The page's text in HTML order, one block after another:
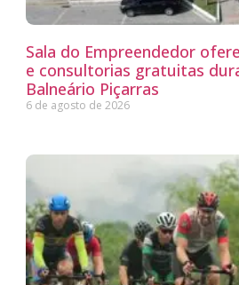
Sala do Empreendedor
e consultorias gratuitas
Balneário Piçarras
6 de agosto de 2026